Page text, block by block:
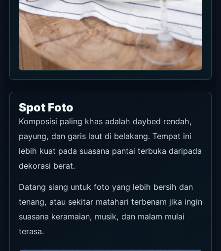
payung, dan garis laut di belakang. Tempat ini
lebih kuat pada suasana pantai terbuka daripada
dekorasi berat.
Datang siang untuk foto yang lebih bersih dan
suasana keramaian, musik, dan malam mulai
terasa.